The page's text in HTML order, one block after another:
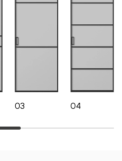
03 04